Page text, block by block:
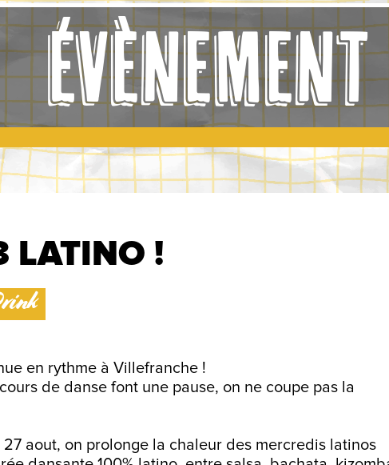
ÉVÈNEMENT
LATINO !
en rythme à Villefranche !
de danse font une pause, on ne coupe pas la
aout, on prolonge la chaleur des mercredis latinos